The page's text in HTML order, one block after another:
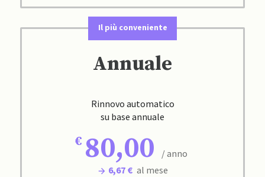
Il più conveniente
Annuale
Rinnovo automatico
su base annuale
80,00
/ anno
6,67 € al mese